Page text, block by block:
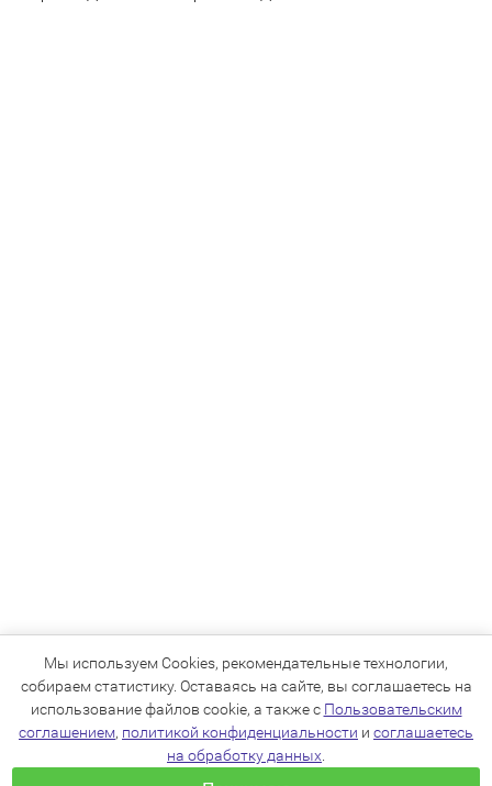
Мы используем Cookies, рекомендательные технологии,
собираем статистику. Оставаясь на сайте, вы соглашаетесь на
использование файлов cookie, а также с Пользовательским
соглашением, политикой конфиденциальности и соглашаетесь
на обработку данных